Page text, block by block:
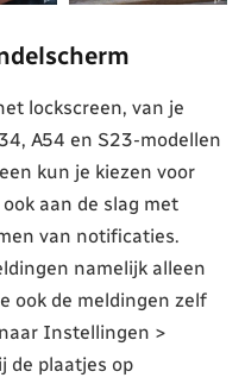
lockscreen, van je
A54 en S23-modellen
kun je kiezen voor
aan de slag met
van notificaties.
namelijk alleen
ook de meldingen zelf
Instellingen >
de plaatjes op